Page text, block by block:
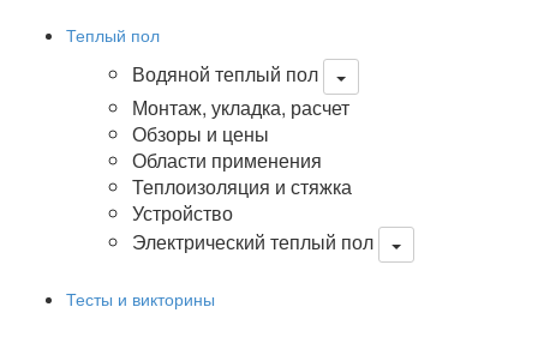
Теплый пол
Водяной теплый пол
Монтаж, укладка, расчет
Обзоры и цены
Области применения
Теплоизоляция и стяжка
Устройство
Электрический теплый пол
Тесты и викторины